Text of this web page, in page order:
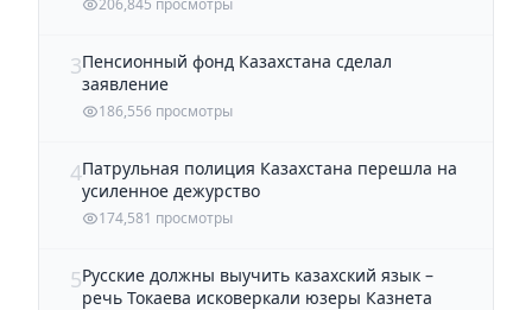
3Пенсионный фонд Казахстана сделал
заявление
186,556 просмотры
4Патрульная полиция Казахстана перешла на
усиленное дежурство
174,581 просмотры
5Русские должны выучить казахский язык –
речь Токаева исковеркали юзеры Казнета